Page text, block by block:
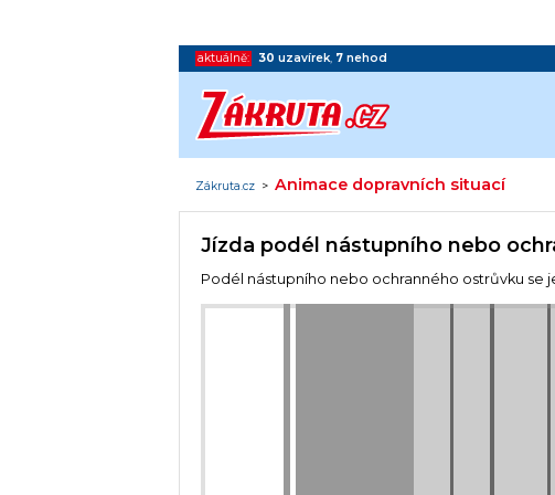
aktuálně: 30 uzavírek, 7 nehod
Zákruta.cz >Animace dopravních situací
Jízda podél nástupního nebo
Podél nástupního nebo ochranného ostrůvku se